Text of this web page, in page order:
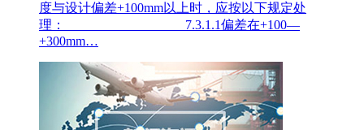
度与设计偏差+100mm以上时，应按以下规定处
理： 7.3.1.1偏差在+100—
+300mm…